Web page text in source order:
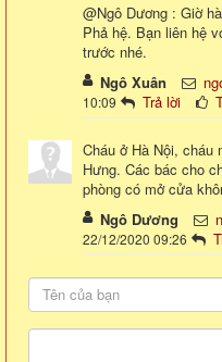
@Ngô Dương : Giờ
Phả hệ. Bạn liên hệ
trước nhé.
Ngô Xuân
10:09
Trả lời
Cháu ở Hà Nội, cháu
Hưng. Các bác cho
phòng có mở cửa
Ngô Dương
22/12/2020 09:26